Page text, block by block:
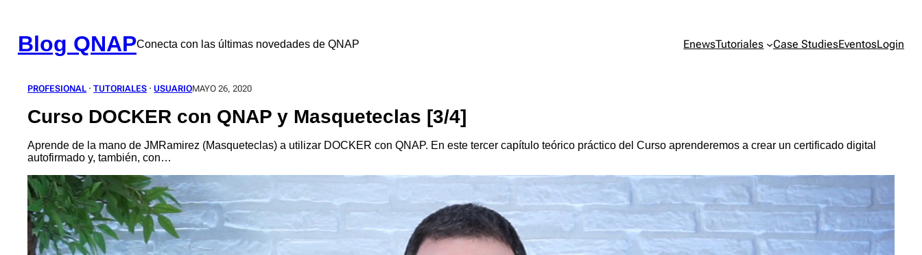
contenido
Blog QNAPConecta con las últimas novedades de QNAP EnewsTutoriales Case StudiesEventosLogin
PROFESIONAL · TUTORIALES · USUARIOMAYO 26, 2020
Curso DOCKER con QNAP y Masqueteclas [3/4]
Aprende de la mano de JMRamirez (Masqueteclas) a utilizar DOCKER con QNAP. En este tercer capítulo teórico práctico del Curso aprenderemos a crear un certificado digital
autofirmado y, también, con…